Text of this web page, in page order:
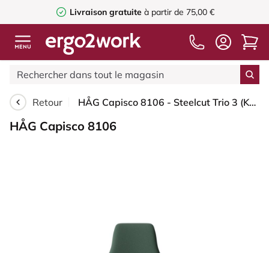
Livraison gratuite à partir de 75,00 €
Retour HÅG Capisco 8106 - Steelcut Trio 3 (Kvadrat) - Laine / Polyamide - STT966 Brown grey - Blush Rose - 265 mm (hauteur d’assise 53–79 cm) - Patins
HÅG Capisco 8106